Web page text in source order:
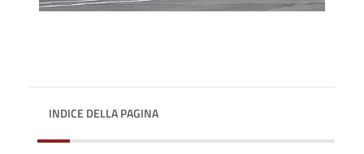
INDICE DELLA PAGINA